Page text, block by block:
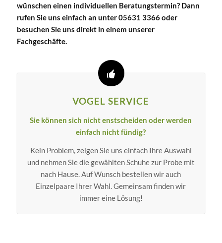
wünschen einen individuellen Beratungstermin? Dann
rufen Sie uns einfach an unter 05631 3366 oder
besuchen Sie uns direkt in einem unserer
Fachgeschäfte.
VOGEL SERVICE
Sie können sich nicht enstscheiden oder werden
einfach nicht fündig?
Kein Problem, zeigen Sie uns einfach Ihre Auswahl
und nehmen Sie die gewählten Schuhe zur Probe mit
nach Hause. Auf Wunsch bestellen wir auch
Einzelpaare Ihrer Wahl. Gemeinsam finden wir
immer eine Lösung!